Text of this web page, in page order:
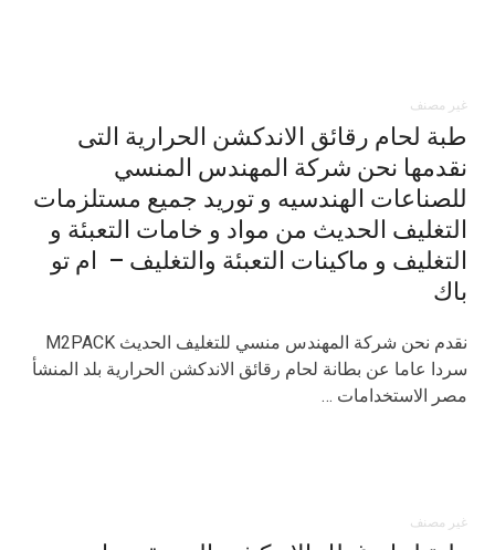
غير مصنف
طبة لحام رقائق الاندكشن الحرارية التى
نقدمها نحن شركة المهندس المنسي
للصناعات الهندسيه و توريد جميع مستلزمات
التغليف الحديث من مواد و خامات التعبئة و
التغليف و ماكينات التعبئة والتغليف – ام تو
باك
نقدم نحن شركة المهندس منسي للتغليف الحديث M2PACK
سردا عاما عن بطانة لحام رقائق الاندكشن الحرارية بلد المنشأ
مصر الاستخدامات …
غير مصنف